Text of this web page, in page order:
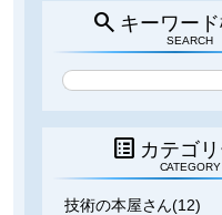
search キーワー
SEARCH
list_alt カテゴ
CATEGORY
技術の本屋さん(12)